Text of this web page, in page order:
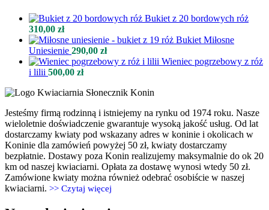
Bukiet z 20 bordowych róż
310,00 zł
Bukiet Miłosne
Uniesienie 290,00 zł
Wieniec pogrzebowy z róż
i lilii 500,00 zł
Jesteśmy firmą rodzinną i istniejemy na rynku od 1974 roku. Nasze
wieloletnie doświadczenie gwarantuje wysoką jakość usług. Od lat
dostarczamy kwiaty pod wskazany adres w koninie i okolicach w
Koninie dla zamówień powyżej 50 zł, kwiaty dostarczamy
bezpłatnie. Dostawy poza Konin realizujemy maksymalnie do ok 20
km od naszej kwiaciarni. Opłata za dostawę wynosi wtedy 50 zł.
Zamówione kwiaty można również odebrać osobiście w naszej
kwiaciarni. >> Czytaj więcej